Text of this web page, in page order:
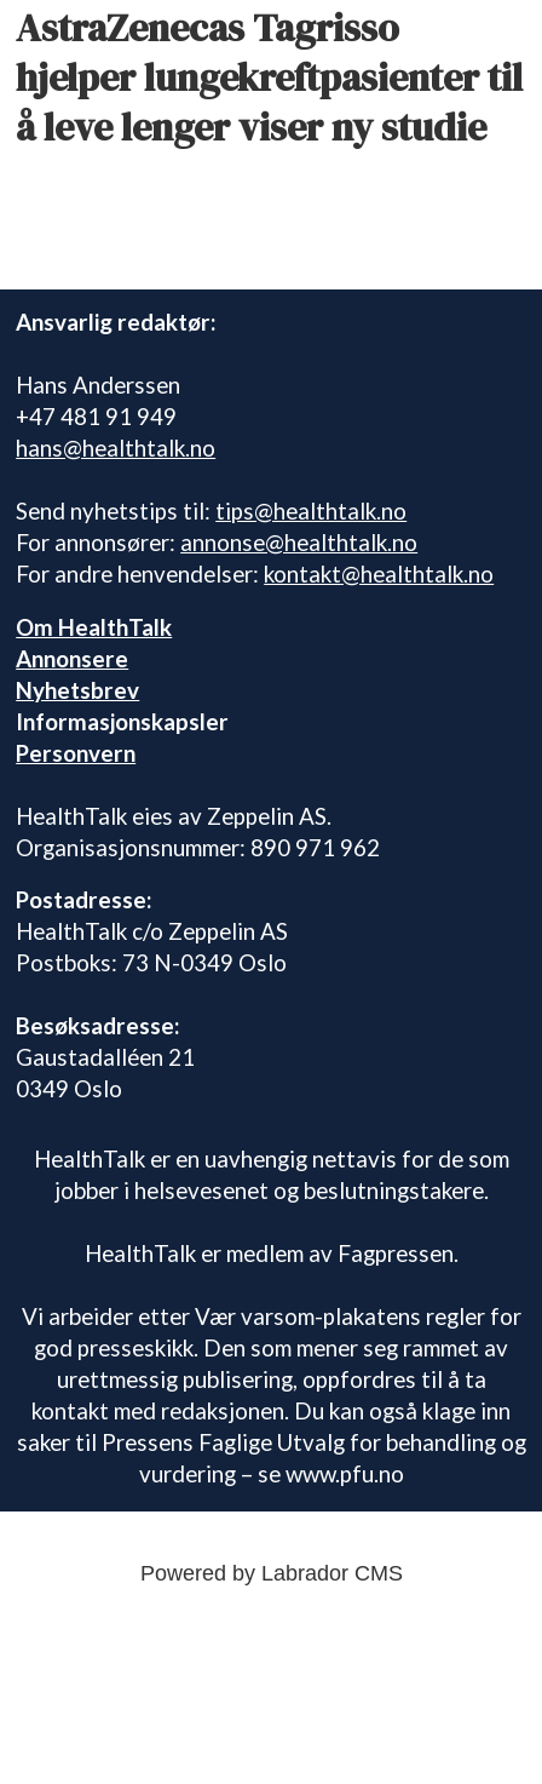
AstraZenecas Tagrisso
hjelper lungekreftpasienter til
å leve lenger viser ny studie
Ansvarlig redaktør:
Hans Anderssen
+47 481 91 949
hans@healthtalk.no
Send nyhetstips til: tips@healthtalk.no
For annonsører: annonse@healthtalk.no
For andre henvendelser: kontakt@healthtalk.no
Om HealthTalk
Annonsere
Nyhetsbrev
Informasjonskapsler
Personvern
HealthTalk eies av Zeppelin AS.
Organisasjonsnummer: 890 971 962
Postadresse:
HealthTalk c/o Zeppelin AS
Postboks: 73 N-0349 Oslo
Besøksadresse:
Gaustadalléen 21
0349 Oslo
HealthTalk er en uavhengig nettavis for de som
jobber i helsevesenet og beslutningstakere.
HealthTalk er medlem av Fagpressen.
Vi arbeider etter Vær varsom-plakatens regler for
god presseskikk. Den som mener seg rammet av
urettmessig publisering, oppfordres til å ta
kontakt med redaksjonen. Du kan også klage inn
saker til Pressens Faglige Utvalg for behandling og
vurdering – se www.pfu.no
Powered by Labrador CMS